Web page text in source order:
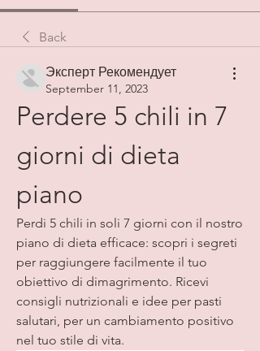
Back
Эксперт Рекомендует
September 11, 2023
Perdere 5 chili in 7
giorni di dieta
piano
Perdi 5 chili in soli 7 giorni con il nostro
piano di dieta efficace: scopri i segreti
per raggiungere facilmente il tuo
obiettivo di dimagrimento. Ricevi
consigli nutrizionali e idee per pasti
salutari, per un cambiamento positivo
nel tuo stile di vita.